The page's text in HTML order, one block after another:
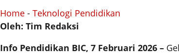
Home - Teknologi Pendidikan
Oleh: Tim Redaksi
Info Pendidikan BIC, 7 Februari 2026 –